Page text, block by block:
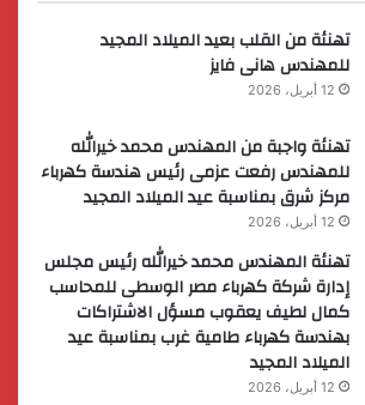
تهنئة من القلب بعيد الميلاد المجيد
للمهندس هانى فايز
12 أبريل، 2026
تهنئة واجبة من المهندس محمد خيرالله
للمهندس رفعت عزمى رئيس هندسة كهرباء
مركز شرق بمناسبة عيد الميلاد المجيد
12 أبريل، 2026
تهنئة المهندس محمد خيرالله رئيس مجلس
إدارة شركة كهرباء مصر الوسطى للمحاسب
كمال لطيف يعقوب مسؤل الاشتراكات
بهندسة كهرباء طامية غرب بمناسبة عيد
الميلاد المجيد
12 أبريل، 2026